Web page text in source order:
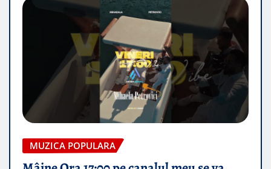
MUZICA POPULARA